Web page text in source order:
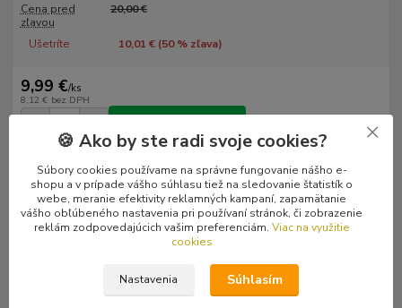
Cena pred
zľavou
20,00 €
Ušetríte 10,01 € (50% zľava)
9,99 €/ks
8,12 € bez DPH
Číslo produktu:
67778
Interprét:
Galadriel
Typ tovaru:
Tielko dámske s potlačou
Biela
Kompletné špecifikácie
🍪 Ako by ste radi svoje cookies?
Súbory cookies používame na správne fungovanie nášho e-
shopu a v prípade vášho súhlasu tiež na sledovanie štatistík o
webe, meranie efektivity reklamných kampaní, zapamätanie
vášho obľúbeného nastavenia pri používaní stránok, či zobrazenie
reklám zodpovedajúcich vašim preferenciám. Viac na využitie
cookies
Nastavenia Súhlasím